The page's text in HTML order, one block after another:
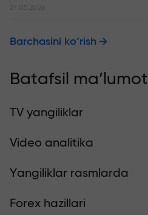
27.05.2026
Barchasini ko‘rish
Batafsil ma’lumot
TV yangiliklar
Video analitika
Yangiliklar rasmlarda
Forex hazillari